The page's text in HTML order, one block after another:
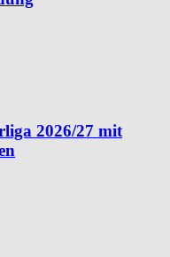
2026/27 mit